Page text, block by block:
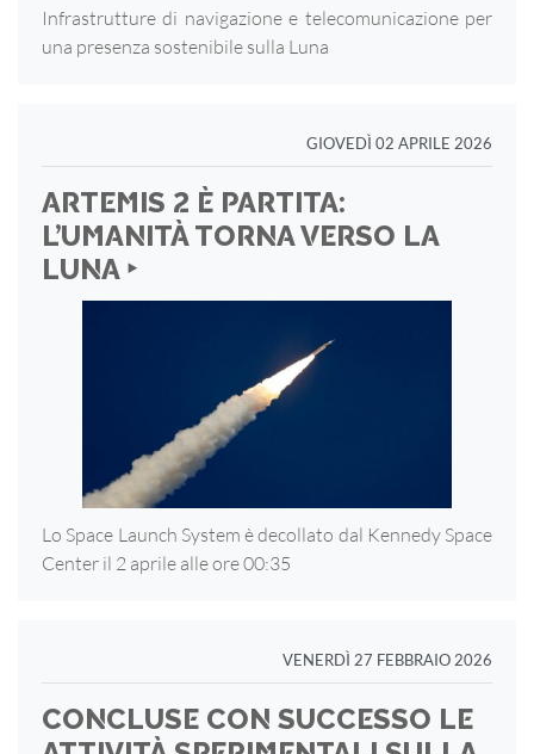
Infrastrutture di navigazione e telecomunicazione per
una presenza sostenibile sulla Luna
GIOVEDÌ 02 APRILE 2026
ARTEMIS 2 È PARTITA:
L’UMANITÀ TORNA VERSO LA
LUNA ‣
Lo Space Launch System è decollato dal Kennedy Space
Center il 2 aprile alle ore 00:35
VENERDÌ 27 FEBBRAIO 2026
CONCLUSE CON SUCCESSO LE